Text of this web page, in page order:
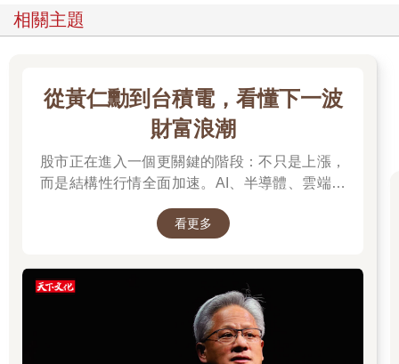
相關主題
從黃仁勳到台積電，看懂下一波
財富浪潮
股市正在進入一個更關鍵的階段：不只是上漲，
而是結構性行情全面加速。AI、半導體、雲端運
動全球科技基礎建設持續升級。尤其台灣憑藉晶
潮的關鍵樞紐上。而在這場浪潮中，有一個名字
你不得不認識：黃仁勳（NVIDIA），他正在定義
AI算力時代的規則，而台積電則是全球晶片製造
的核心引擎。從AI晶片、資料中心到記憶體與伺
服器，整條產業鏈正在被重新定價，帶動企業獲
看更多